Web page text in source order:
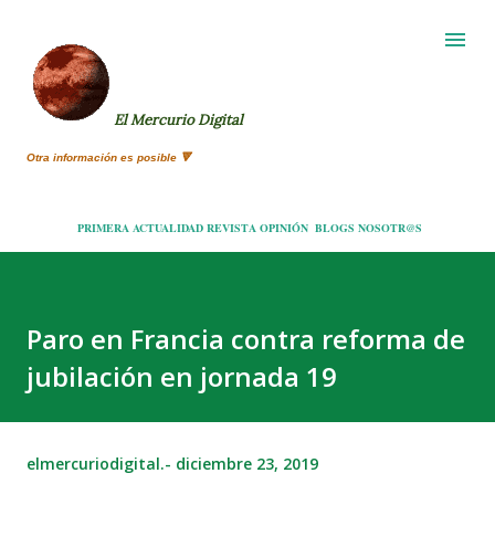
El Mercurio Digital
Otra información es posible 🔻
PRIMERA ACTUALIDAD REVISTA OPINIÓN BLOGS NOSOTR@S
Paro en Francia contra reforma de
jubilación en jornada 19
elmercuriodigital.- diciembre 23, 2019